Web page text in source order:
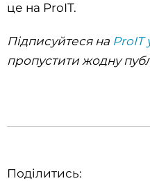
це на ProIT.
Підписуйтеся на ProIT
пропустити жодну
Поділитись: